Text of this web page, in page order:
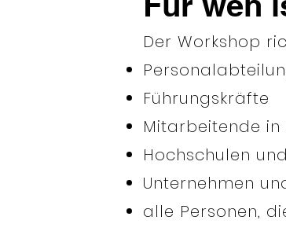
Der Workshop
Führungskräfte
Mitarbeitende
Hochschulen
Unternehmen
alle Personen,